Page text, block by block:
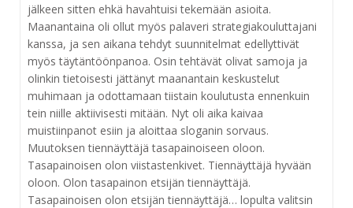
jälkeen sitten ehkä havahtuisi tekemään asioita.
Maanantaina oli ollut myös palaveri strategiakouluttajani
kanssa, ja sen aikana tehdyt suunnitelmat edellyttivät
myös täytäntöönpanoa. Osin tehtävät olivat samoja ja
olinkin tietoisesti jättänyt maanantain keskustelut
muhimaan ja odottamaan tiistain koulutusta ennenkuin
tein niille aktiivisesti mitään. Nyt oli aika kaivaa
muistiinpanot esiin ja aloittaa sloganin sorvaus.
Muutoksen tiennäyttäjä tasapainoiseen oloon.
Tasapainoisen olon viistastenkivet. Tiennäyttäjä hyvään
oloon. Olon tasapainon etsijän tiennäyttäjä.
Tasapainoisen olon etsijän tiennäyttäjä… lopulta valitsin